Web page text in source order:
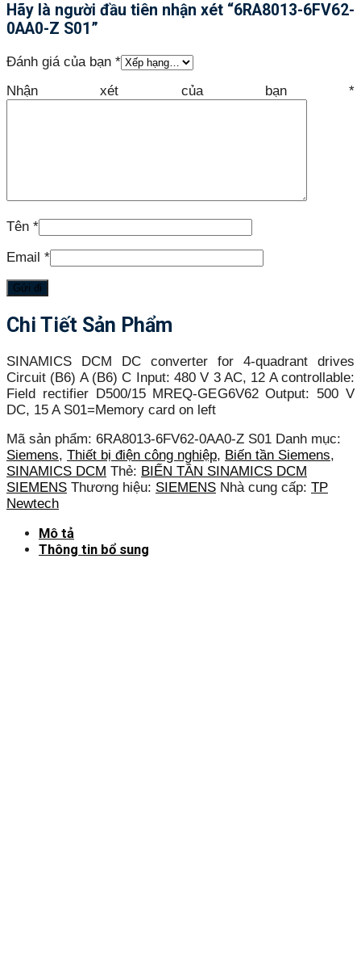
Hãy là người đầu tiên nhận xét “6RA8013-6FV62-
0AA0-Z S01”
Đánh giá của bạn *
Nhận xét của bạn *
Tên *
Email *
Chi Tiết Sản Phẩm
SINAMICS DCM DC converter for 4-quadrant drives
Circuit (B6) A (B6) C Input: 480 V 3 AC, 12 A controllable:
Field rectifier D500/15 MREQ-GEG6V62 Output: 500 V
DC, 15 A S01=Memory card on left
Mã sản phẩm: 6RA8013-6FV62-0AA0-Z S01 Danh mục:
Siemens, Thiết bị điện công nghiệp, Biến tần Siemens,
SINAMICS DCM Thẻ: BIẾN TẦN SINAMICS DCM
SIEMENS Thương hiệu: SIEMENS Nhà cung cấp: TP
Newtech
Mô tả
Thông tin bổ sung